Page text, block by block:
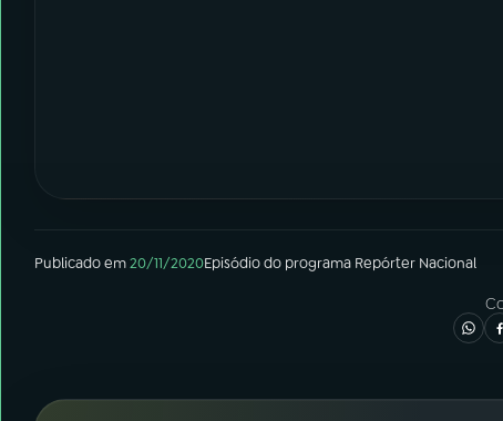
Publicado em20/11/2020Episódiodo programa Repórter Nacional